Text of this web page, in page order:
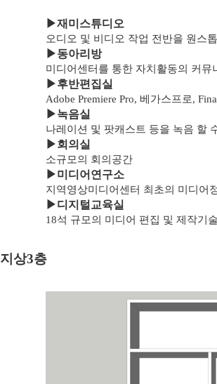
▶재미스튜디오
오디오 및 비디오 작업 전반을 원스
▶동아리방
미디어센터를 통한 자치활동의 커뮤
▶후반편집실
Adobe Premiere Pro, 베가스프로,
▶녹음실
나레이션 및 팟캐스트 등을 녹음 할
▶회의실
소규모의 회의공간
▶미디어연구소
지역영상미디어센터 최초의 미디어
▶디지털교육실
18석 규모의 미디어 편집 및 제작기
지상3층